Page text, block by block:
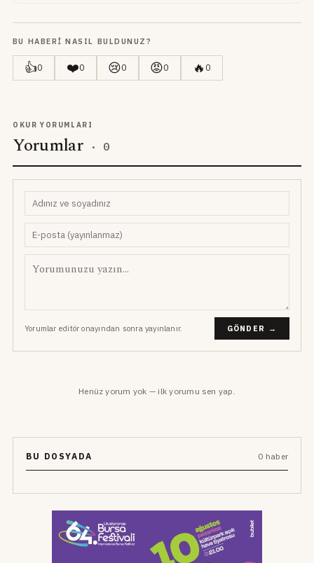
BU HABERI NASIL BULDUNUZ?
👍0 ❤️0 😢0 😡0 🔥0
OKUR YORUMLARI
Yorumlar · 0
Yorumlar editör onayından sonra yayınlanır. GÖNDER →
Henüz yorum yok — ilk yorumu sen yap.
BU DOSYADA 0 haber